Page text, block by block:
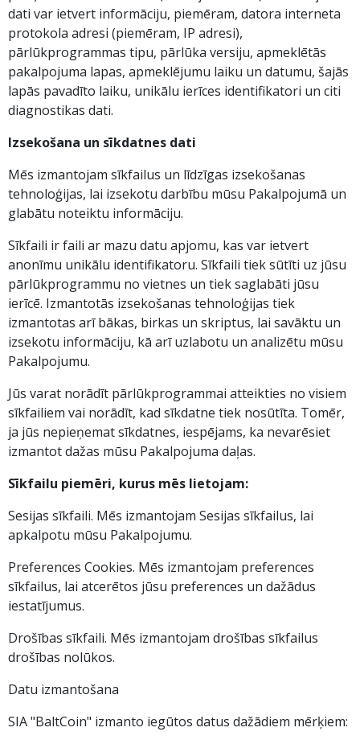
dati var ietvert informāciju, piemēram, datora interneta
protokola adresi (piemēram, IP adresi),
pārlūkprogrammas tipu, pārlūka versiju, apmeklētās
pakalpojuma lapas, apmeklējumu laiku un datumu, šajās
lapās pavadīto laiku, unikālu ierīces identifikatori un citi
diagnostikas dati.
Izsekošana un sīkdatnes dati
Mēs izmantojam sīkfailus un līdzīgas izsekošanas
tehnoloģijas, lai izsekotu darbību mūsu Pakalpojumā un
glabātu noteiktu informāciju.
Sīkfaili ir faili ar mazu datu apjomu, kas var ietvert
anonīmu unikālu identifikatoru. Sīkfaili tiek sūtīti uz jūsu
pārlūkprogrammu no vietnes un tiek saglabāti jūsu
ierīcē. Izmantotās izsekošanas tehnoloģijas tiek
izmantotas arī bākas, birkas un skriptus, lai savāktu un
izsekotu informāciju, kā arī uzlabotu un analizētu mūsu
Pakalpojumu.
Jūs varat norādīt pārlūkprogrammai atteikties no visiem
sīkfailiem vai norādīt, kad sīkdatne tiek nosūtīta. Tomēr,
ja jūs nepieņemat sīkdatnes, iespējams, ka nevarēsiet
izmantot dažas mūsu Pakalpojuma daļas.
Sīkfailu piemēri, kurus mēs lietojam:
Sesijas sīkfaili. Mēs izmantojam Sesijas sīkfailus, lai
apkalpotu mūsu Pakalpojumu.
Preferences Cookies. Mēs izmantojam preferences
sīkfailus, lai atcerētos jūsu preferences un dažādus
iestatījumus.
Drošības sīkfaili. Mēs izmantojam drošības sīkfailus
drošības nolūkos.
Datu izmantošana
SIA "BaltCoin" izmanto iegūtos datus dažādiem mērķiem: